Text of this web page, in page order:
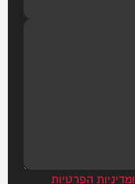
ומדיניות הפרטיות